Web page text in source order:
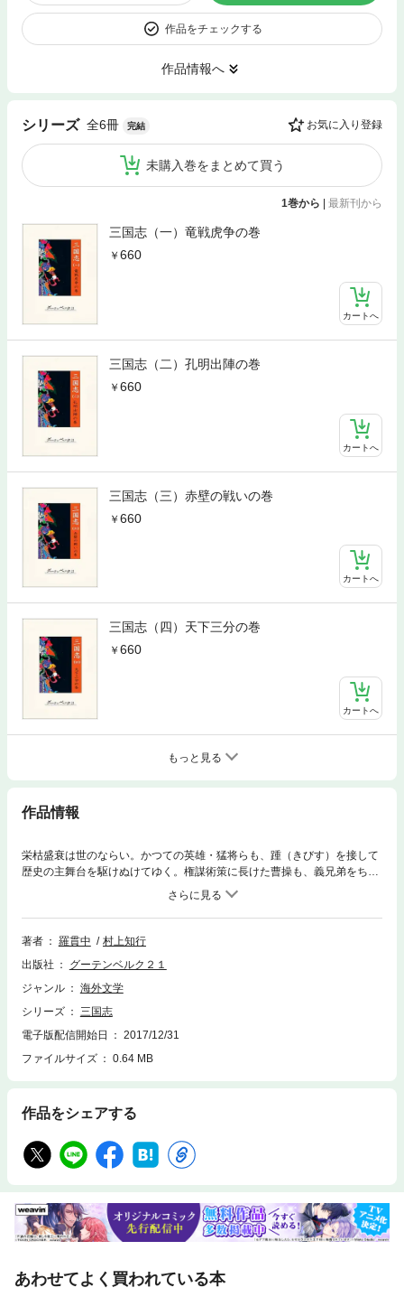
作品をチェックする
作品情報へ
シリーズ 全6冊 完結 お気に入り登録
未購入巻をまとめて買う
1巻から 最新刊から
三国志（一）竜戦虎争の巻
660
カートへ
三国志（二）孔明出陣の巻
660
カートへ
三国志（三）赤壁の戦いの巻
660
カートへ
三国志（四）天下三分の巻
660
カートへ
もっと見る
作品情報
栄枯盛衰は世のならい。かつての英雄・猛将らも、踵（きびす）を接して
歴史の主舞台を駆けぬけてゆく。権謀術策に長けた曹操も、義兄弟をちぎ
った三英雄、劉備、関羽、張飛も。
著者 羅貫中
村上知行
出版社
グーテンベルク２１
ジャンル
海外文学
シリーズ
三国志
電子版配信開始日
2017/12/31
ファイルサイズ
0.64 MB
作品をシェアする
あわせてよく買われている本